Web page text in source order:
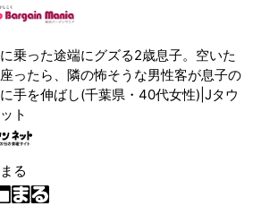
乗った途端にグズる2歳息子。空いた
ったら、隣の怖そうな男性客が息子の
手を伸ばし(千葉県・40代女性)|Jタウ
ト
る